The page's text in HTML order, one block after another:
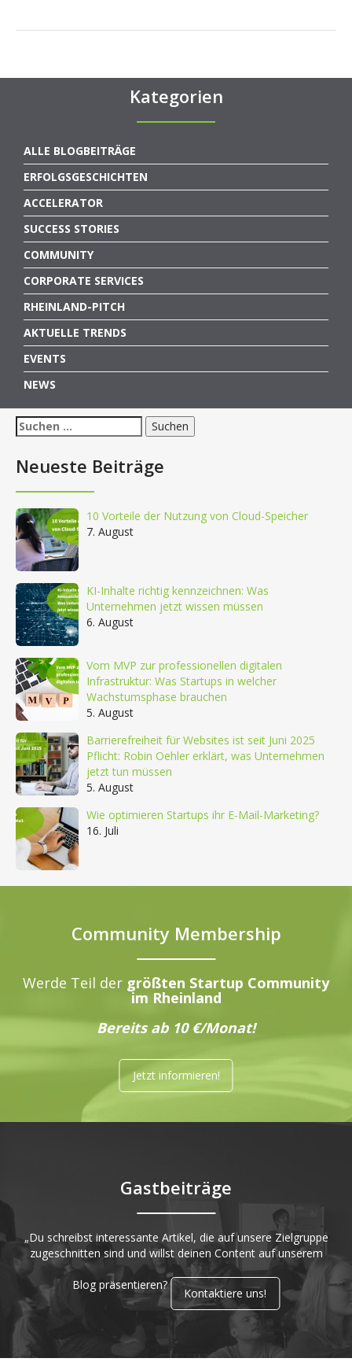
Kategorien
ALLE BLOGBEITRÄGE
ERFOLGSGESCHICHTEN
ACCELERATOR
SUCCESS STORIES
COMMUNITY
CORPORATE SERVICES
RHEINLAND-PITCH
AKTUELLE TRENDS
EVENTS
NEWS
Suchen
nach:
Neueste Beiträge
10 Vorteile der Nutzung von Cloud-Speicher
7. August
KI-Inhalte richtig kennzeichnen: Was
Unternehmen jetzt wissen müssen
6. August
Vom MVP zur professionellen digitalen
Infrastruktur: Was Startups in welcher
Wachstumsphase brauchen
5. August
Barrierefreiheit für Websites ist seit Juni 2025
Pflicht: Robin Oehler erklärt, was Unternehmen
jetzt tun müssen
5. August
Wie optimieren Startups ihr E-Mail-Marketing?
16. Juli
Community Membership
Werde Teil der größten Startup Community
im Rheinland
Bereits ab 10 €/Monat!
Jetzt informieren!
Gastbeiträge
„Du schreibst interessante Artikel, die auf unsere Zielgruppe
zugeschnitten sind und willst deinen Content auf unserem
Blog präsentieren?
Kontaktiere uns!